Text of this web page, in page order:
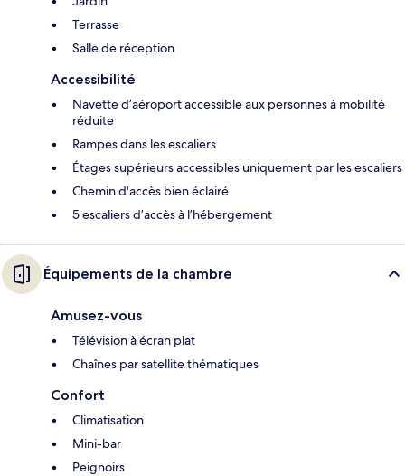
Terrasse
Salle de réception
Accessibilité
Navette d’aéroport accessible aux personnes à mobilité
réduite
Rampes dans les escaliers
Étages supérieurs accessibles uniquement par les escaliers
Chemin d'accès bien éclairé
5 escaliers d’accès à l’hébergement
Équipements de la chambre
Amusez-vous
Télévision à écran plat
Chaînes par satellite thématiques
Confort
Climatisation
Mini-bar
Peignoirs